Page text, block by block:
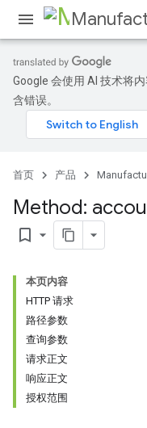
Google 会使用 AI 技术将
含错误。
首页 产品
Method:
bookmark_border
本页内容
HTTP 请求
路径参数
查询参数
请求正文
响应正文
授权范围